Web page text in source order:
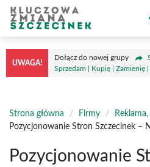
Przejdź
treści
UWAGA!
Dołącz do nowej grupy
Sprzedam | Kupię | Zamienię |
Strona główna / Firmy /
Pozycjonowanie Stron Szczecinek –
Pozycjonowanie